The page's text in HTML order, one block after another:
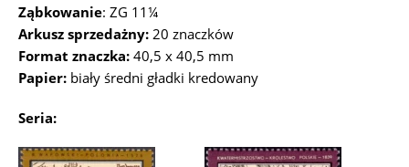
Ząbkowanie: ZG 11¼
Arkusz sprzedażny: 20 znaczków
Format znaczka: 40,5 x 40,5 mm
Papier: biały średni gładki kredowany
Seria: